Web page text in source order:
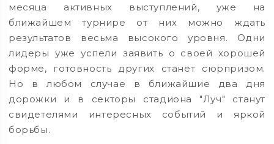
месяца активных выступлений, уже на
ближайшем турнире от них можно ждать
результатов весьма высокого уровня. Одни
лидеры уже успели заявить о своей хорошей
форме, готовность других станет сюрпризом.
Но в любом случае в ближайшие два дня
дорожки и в секторы стадиона "Луч" станут
свидетелями интересных событий и яркой
борьбы.